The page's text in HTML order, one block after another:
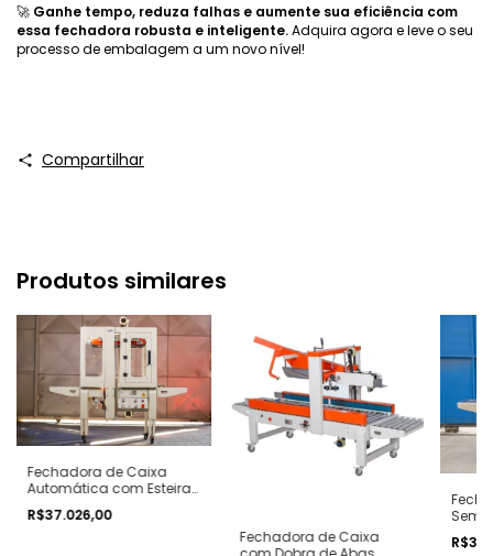
🚀 Ganhe tempo, reduza falhas e aumente sua eficiência com
essa fechadora robusta e inteligente.Adquira agora e leve o seu
processo de embalagem a um novo nível!
Compartilhar
Produtos similares
Fechadora de Caixa
Automática com Esteira
Superior e Inferior com NR
12
R$37.026,00
Fechadora de Caixa
com